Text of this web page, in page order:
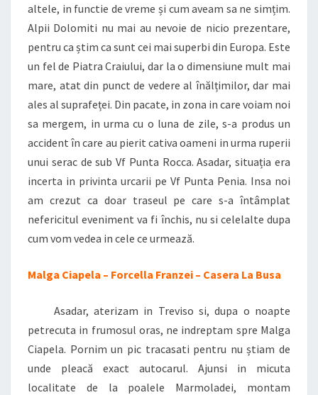
altele, in functie de vreme și cum aveam sa ne simțim.
Alpii Dolomiti nu mai au nevoie de nicio prezentare,
pentru ca știm ca sunt cei mai superbi din Europa. Este
un fel de Piatra Craiului, dar la o dimensiune mult mai
mare, atat din punct de vedere al înălțimilor, dar mai
ales al suprafeței. Din pacate, in zona in care voiam noi
sa mergem, in urma cu o luna de zile, s-a produs un
accident în care au pierit cativa oameni in urma ruperii
unui serac de sub Vf Punta Rocca. Asadar, situația era
incerta in privinta urcarii pe Vf Punta Penia. Insa noi
am crezut ca doar traseul pe care s-a întâmplat
nefericitul eveniment va fi închis, nu si celelalte dupa
cum vom vedea in cele ce urmează.
Malga Ciapela – Forcella Franzei – Casera La Busa
Asadar, aterizam in Treviso si, dupa o noapte
petrecuta in frumosul oras, ne indreptam spre Malga
Ciapela. Pornim un pic tracasati pentru nu știam de
unde pleacă exact autocarul. Ajunsi in micuta
localitate de la poalele Marmoladei, montam